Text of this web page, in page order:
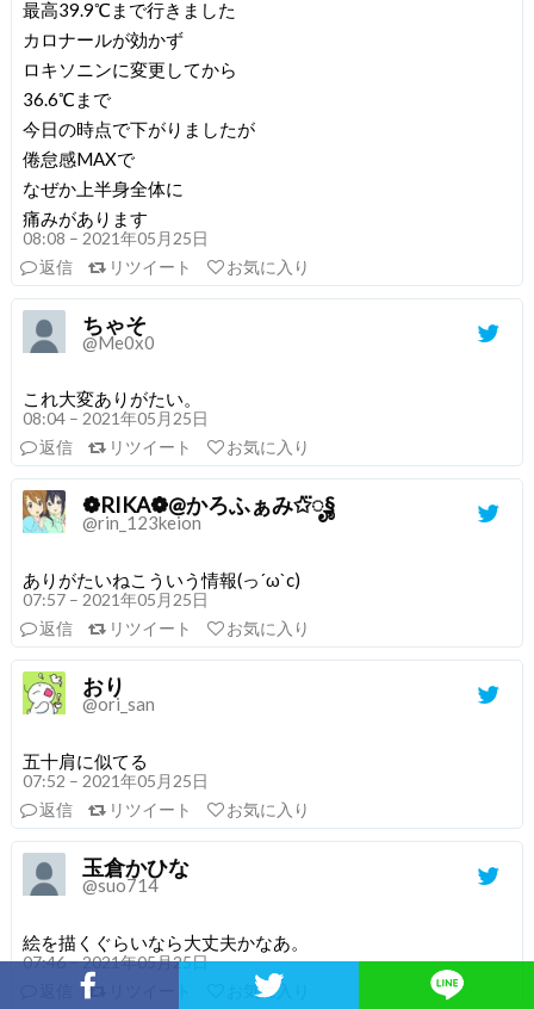
最高39.9℃まで行きました
カロナールが効かず
ロキソニンに変更してから
36.6℃まで
今日の時点で下がりましたが
倦怠感MAXで
なぜか上半身全体に
痛みがあります
08:08 – 2021年05月25日
返信
リツイート お気に入り
ちゃそ
@Me0x0
これ大変ありがたい。
08:04 – 2021年05月25日
返信
リツイート お気に入り
❁︎RIKA❁@かろふぁみ✩⃛ೄ§
@rin_123keion
ありがたいねこういう情報(っ´ω`c)
07:57 – 2021年05月25日
返信
リツイート お気に入り
おり
@ori_san
五十肩に似てる
07:52 – 2021年05月25日
返信
リツイート お気に入り
玉倉かひな
@suo714
絵を描くぐらいなら大丈夫かなあ。
07:46 – 2021年05月25日
お気に入り
Facebookでシェア Twitterでシェア